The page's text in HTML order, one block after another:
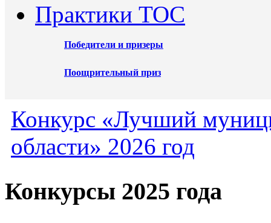
Практики ТОС
Победители и призеры
Поощрительный приз
Конкурс «Лучший
области» 2026 год
Конкурсы 2025 года